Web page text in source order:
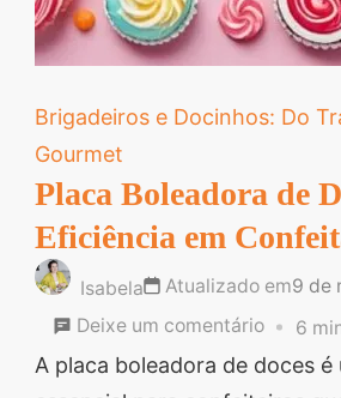
Brigadeiros e Docinhos: Do
Gourmet
Placa Boleadora de
Eficiência em
Isabela Atualizado em9 de
Deixe um comentárioem
Placa
6
A placa boleadora de doces é